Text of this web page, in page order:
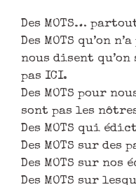
Des MOTS…
Des MOTS qu’on
nous disent
pas ICI.
Des MOTS pour
sont pas les
Des MOTS qui
Des MOTS sur des
Des MOTS sur nos
Des MOTS sur